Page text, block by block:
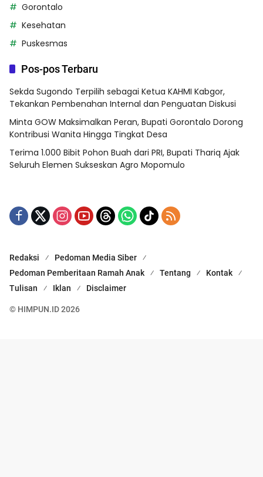
Gorontalo
Kesehatan
Puskesmas
Pos-pos Terbaru
Sekda Sugondo Terpilih sebagai Ketua KAHMI Kabgor,
Tekankan Pembenahan Internal dan Penguatan Diskusi
Minta GOW Maksimalkan Peran, Bupati Gorontalo Dorong
Kontribusi Wanita Hingga Tingkat Desa
Terima 1.000 Bibit Pohon Buah dari PRI, Bupati Thariq Ajak
Seluruh Elemen Sukseskan Agro Mopomulo
Redaksi
Pedoman Media Siber
Pedoman Pemberitaan Ramah Anak
Tentang
Kontak
Tulisan
Iklan Disclaimer
© HIMPUN.ID 2026